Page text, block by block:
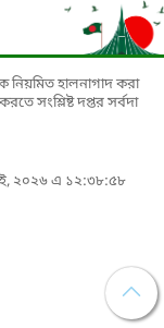
নিয়মিত হালনাগাদ করা
সংশ্লিষ্ট দপ্তর সর্বদা
২০২৬ এ ১২:৩৮:৫৮